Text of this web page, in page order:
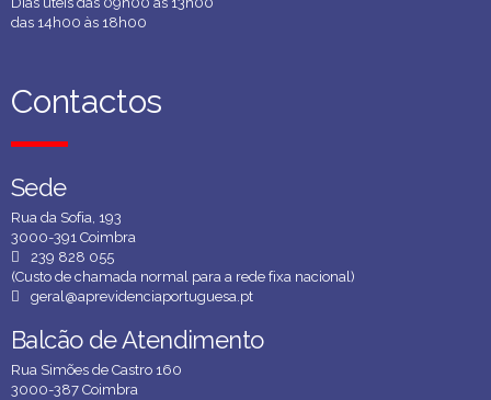
das 14h00 às 18h00
Contactos
Contactos
Sede
Sede
Rua da Sofia, 193
3000-391 Coimbra
239 828 055
(Custo de chamada normal para a rede fixa nacional)
geral@aprevidenciaportuguesa.pt
Balcão de Atendimento
Balcão de Atendimento
Rua Simões de Castro 160
3000-387 Coimbra